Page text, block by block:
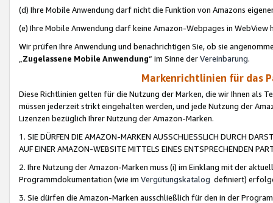
(d) Ihre Mobile Anwendung darf nicht die Funktion von Amazons
(e) Ihre Mobile Anwendung darf keine Amazon-Webpages in WebView
Wir prüfen Ihre Anwendung und benachrichtigen Sie, ob sie
„Zugelassene Mobile Anwendung“ im Sinne derVereinbarung.
Markenrichtlinien für das
Diese Richtlinien gelten für die Nutzung der Marken, die wir Ihnen als
müssen jederzeit strikt eingehalten werden, und jede Nutzung der
Lizenzen bezüglich Ihrer Nutzung der Amazon-Marken.
1. SIE DÜRFEN DIE AMAZON-MARKEN AUSSCHLIESSLICH DURCH
AUF EINER AMAZON-WEBSITE MITTELS EINES ENTSPRECHENDEN
2. Ihre Nutzung der Amazon-Marken muss (i) im Einklang mit der
Programmdokumentation (wie im Vergütungskatalog definiert)
3. Sie dürfen die Amazon-Marken ausschließlich für den in der